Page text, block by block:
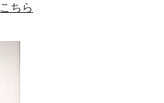
こちら